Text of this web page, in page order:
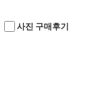
사진 구매후기